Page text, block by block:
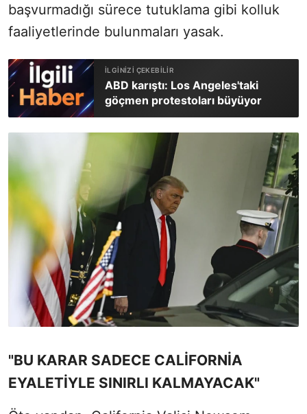
başvurmadığı sürece tutuklama gibi kolluk
faaliyetlerinde bulunmaları yasak.
ABD karıştı: Los Angeles'taki
göçmen protestoları büyüyor
"BU KARAR SADECE CALİFORNİA
EYALETİYLE SINIRLI KALMAYACAK"